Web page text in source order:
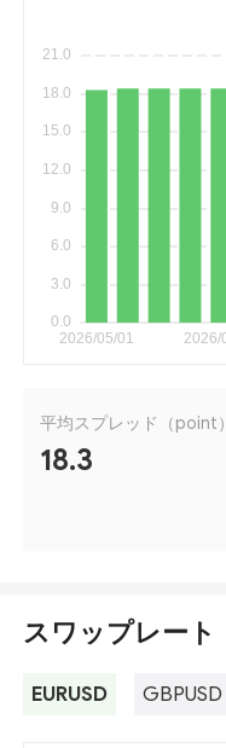
平均スプレッド（point）
18.3
スワップレート
EURUSD GBPUSD